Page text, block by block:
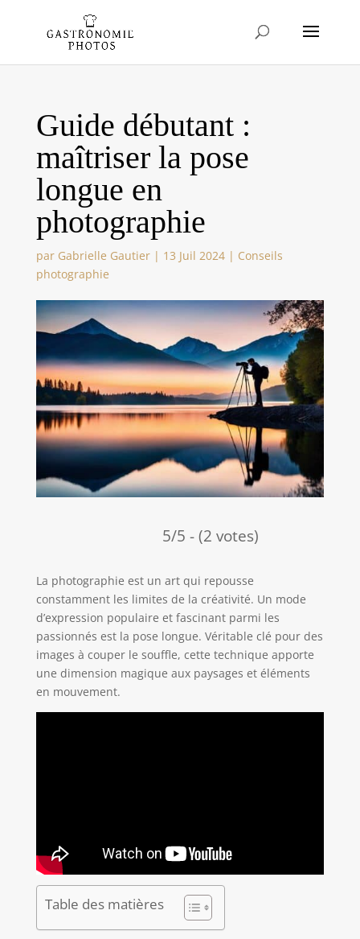
Guide débutant :
maîtriser la pose
longue en
photographie
par Gabrielle Gautier| 13 Juil 2024| Conseils
photographie
5/5 - (2 votes)
La photographie est un art qui repousse
constamment les limites de la créativité. Un mode
d’expression populaire et fascinant parmi les
passionnés est la pose longue. Véritable clé pour des
images à couper le souffle, cette technique apporte
une dimension magique aux paysages et éléments
en mouvement.
Table des matières